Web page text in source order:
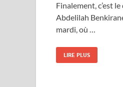
Finalement, c’est
Abdelilah
mardi, où …
LIRE PLUS